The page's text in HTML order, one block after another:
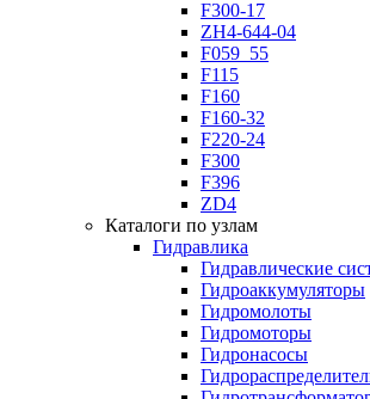
F300-17
ZH4-644-04
F059_55
F115
F160
F160-32
F220-24
F300
F396
ZD4
Каталоги по узлам
Гидравлика
Гидравлические
Гидроаккумуляторы
Гидромолоты
Гидромоторы
Гидронасосы